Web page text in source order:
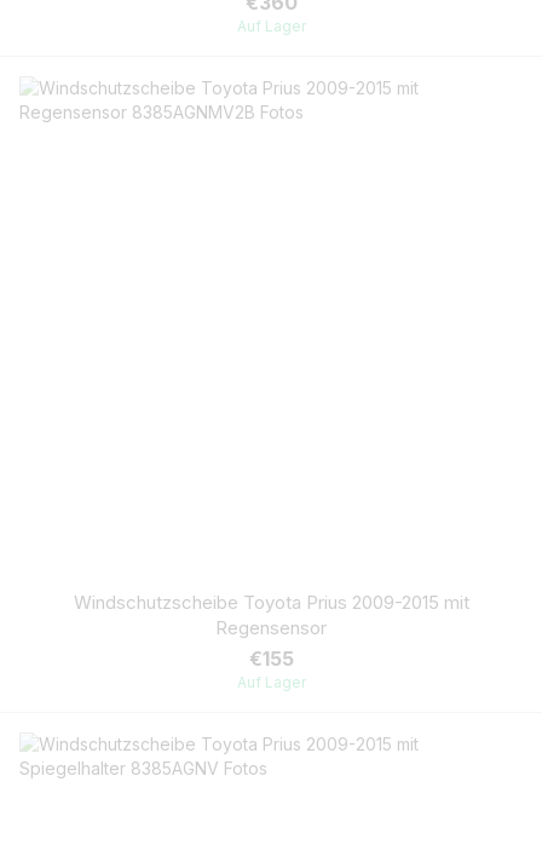
Auf Lager
Windschutzscheibe Toyota Prius 2009-2015 mit
Regensensor
€155
Auf Lager